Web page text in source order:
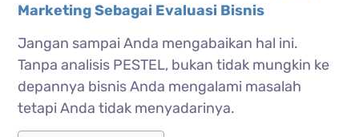
Marketing Sebagai Evaluasi Bisnis
Jangan sampai Anda mengabaikan hal ini.
Tanpa analisis PESTEL, bukan tidak mungkin ke
depannya bisnis Anda mengalami masalah
tetapi Anda tidak menyadarinya.